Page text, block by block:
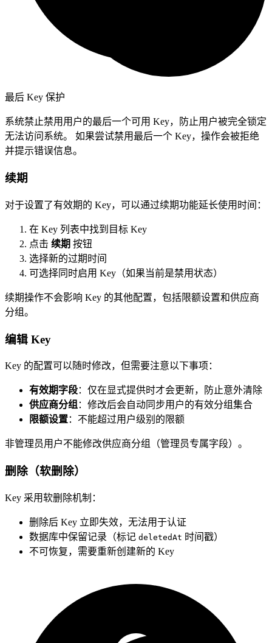
最后 Key 保护
系统禁止禁用用户的最后一个可用 Key，防止用户被完全锁定
无法访问系统。
如果尝试禁用最后一个 Key，操作会被拒绝
并提示错误信息。
续期
对于设置了有效期的 Key，可以通过续期功能延长使用时间：
在 Key 列表中找到目标 Key
点击 续期 按钮
选择新的过期时间
可选择同时启用 Key（如果当前是禁用状态）
续期操作不会影响 Key 的其他配置，包括限额设置和供应商
分组。
编辑 Key
Key 的配置可以随时修改，但需要注意以下事项：
有效期字段：仅在显式提供时才会更新，防止意外清除
供应商分组 ：修改后会自动同步用户的有效分组集合
限额设置：不能超过用户级别的限额
非管理员用户不能修改供应商分组（管理员专属字段）。
删除（软删除）
Key 采用软删除机制：
删除后 Key 立即失效，无法用于认证
数据库中保留记录（标记 deletedAt 时间戳）
不可恢复，需要重新创建新的 Key